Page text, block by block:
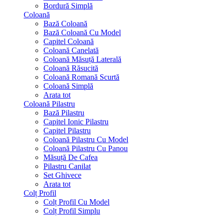
Bordură Simplă
Coloană
Bază Coloană
Bază Coloană Cu Model
Capitel Coloană
Coloană Canelată
Coloană Măsuță Laterală
Coloană Răsucită
Coloană Romană Scurtă
Coloană Simplă
Arata tot
Coloană Pilastru
Bază Pilastru
Capitel Ionic Pilastru
Capitel Pilastru
Coloană Pilastru Cu Model
Coloană Pilastru Cu Panou
Măsuță De Cafea
Pilastru Canilat
Set Ghivece
Arata tot
Colț Profil
Colț Profil Cu Model
Colț Profil Simplu